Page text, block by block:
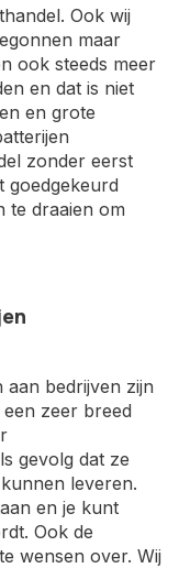
Ook wij
maar
ook steeds meer
en dat is niet
en grote
zonder eerst
goedgekeurd
te draaien om
aan bedrijven zijn
zeer breed
gevolg dat ze
leveren.
en je kunt
Ook de
wensen over. Wij